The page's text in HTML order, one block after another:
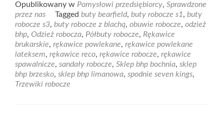
about
Dbasz
o
ogród?
Przy
sprzątaniu
stosuj
rękawice
Opublikowany w Pomysłowi przedsiębiorcy, Sprawdzone
przez nas
Tagged buty bearfield, buty robocze s1, buty
robocze s3, buty robocze z blachą, obuwie robocze, odzież
bhp, Odzież robocza, Półbuty robocze, Rękawice
brukarskie, rękawice powlekane, rękawice powlekane
lateksem, rękawice reco, rękawice robocze, rękawice
spawalnicze, sandały robocze, Sklep bhp bochnia, sklep
bhp brzesko, sklep bhp limanowa, spodnie seven kings,
Trzewiki robocze